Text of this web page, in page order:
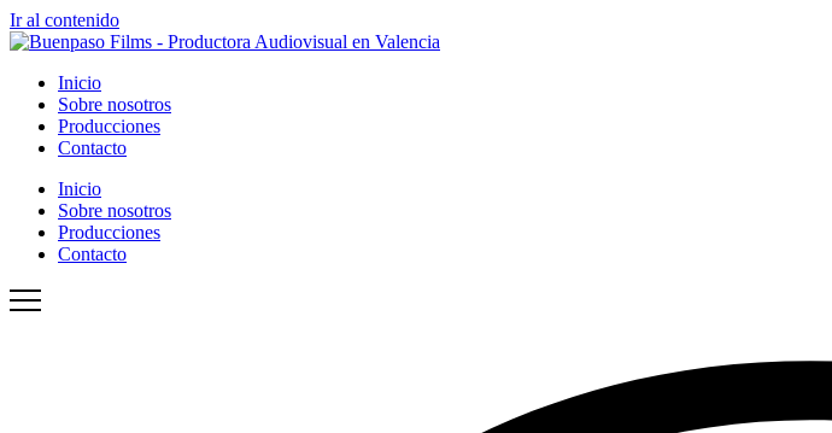
Ir al contenido
Inicio
Sobre nosotros
Producciones
Contacto
Inicio
Sobre nosotros
Producciones
Contacto